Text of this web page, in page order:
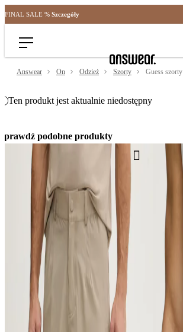
FINAL SALE % Szczegóły
Answear On Odzież Szorty Guess szorty
Ten produkt jest aktualnie niedostępny
podobne produkty